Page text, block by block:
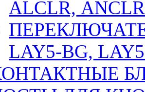
АLСLR, АNСLR
LAY5-BG,